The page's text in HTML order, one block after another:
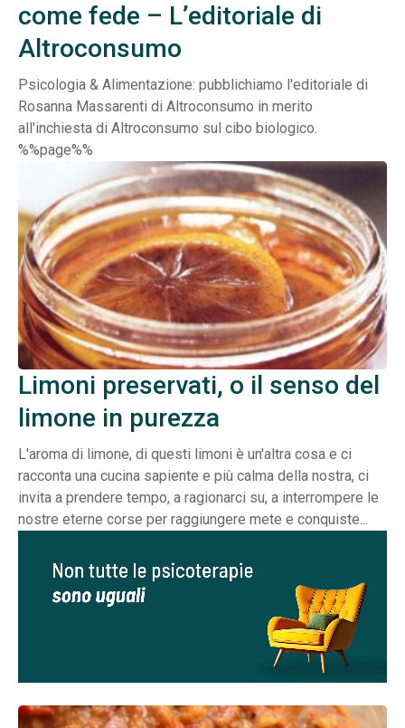
come fede – L’editoriale di
Altroconsumo
Psicologia & Alimentazione: pubblichiamo l'editoriale di
Rosanna Massarenti di Altroconsumo in merito
all'inchiesta di Altroconsumo sul cibo biologico.
%%page%%
Limoni preservati, o il senso del
limone in purezza
L'aroma di limone, di questi limoni è un'altra cosa e ci
racconta una cucina sapiente e più calma della nostra, ci
invita a prendere tempo, a ragionarci su, a interrompere le
nostre eterne corse per raggiungere mete e conquiste...